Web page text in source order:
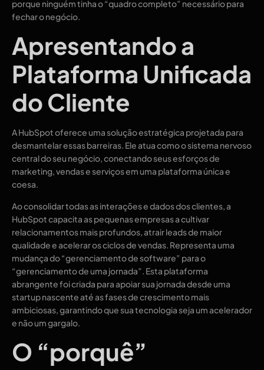
porque ninguém tinha o “quadro completo” necessário para
fechar o negócio.
Apresentando a
Plataforma Unificada
do Cliente
A HubSpot oferece uma solução estratégica projetada para
desmantelar essas barreiras. Ele atua como o sistema nervoso
central do seu negócio, conectando seus esforços de
marketing, vendas e serviços em uma plataforma única e
coesa.
Ao consolidar todas as interações e dados dos clientes, a
HubSpot capacita as pequenas empresas a cultivar
relacionamentos mais profundos, atrair leads de maior
qualidade e acelerar os ciclos de vendas. Representa uma
mudança do “gerenciamento de software” para o
“gerenciamento de uma jornada”. Esta plataforma
abrangente foi criada para apoiar sua jornada desde uma
startup nascente até as fases de crescimento mais
ambiciosas, garantindo que sua tecnologia seja um acelerador
e não um gargalo.
O “porquê”